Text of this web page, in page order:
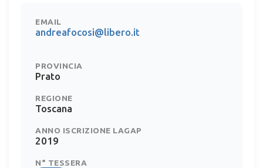
EMAIL
andreafocosi@libero.it
PROVINCIA
Prato
REGIONE
Toscana
ANNO ISCRIZIONE LAGAP
2019
N° TESSERA